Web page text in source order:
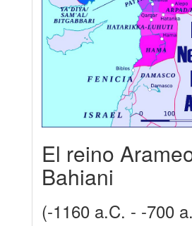
El reino
Bahiani
(-1160 a.C. - -700